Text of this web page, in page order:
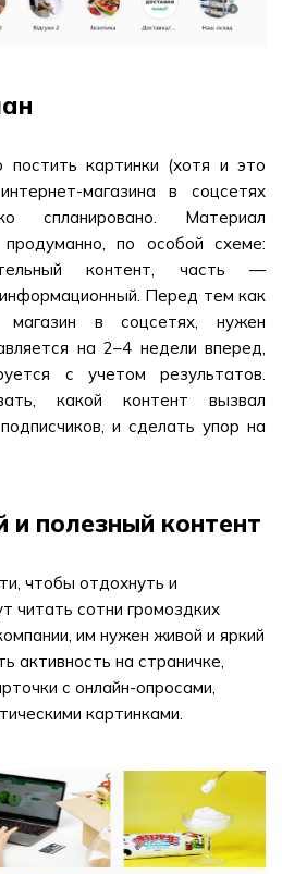
картинки (хотя и это
магазина в соцсетях
спланировано. Материал
по особой схеме:
контент, часть —
Перед тем как
магазин в соцсетях, нужен
на 2–4 недели вперед,
с учетом результатов.
какой контент вызвал
и сделать упор на
и полезный контент
чтобы отдохнуть и
читать сотни громоздких
им нужен живой и яркий
активность на страничке,
с онлайн-опросами,
картинками.